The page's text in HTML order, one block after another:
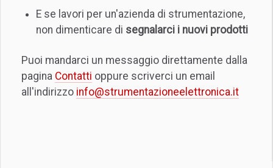
E se lavori per un'azienda di strumentazione,
non dimenticare di segnalarci i nuovi prodotti
Puoi mandarci un messaggio direttamente dalla
pagina Contatti oppure scriverci un email
all'indirizzo info@strumentazioneelettronica.it